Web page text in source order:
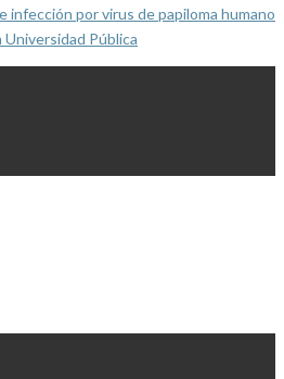
infección por virus de papiloma humano
Pública